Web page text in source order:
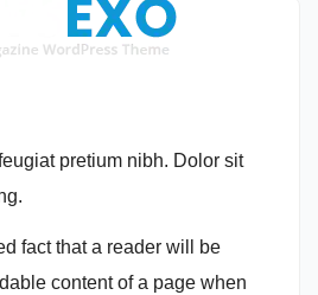
pretium nibh. Dolor sit
fact that a reader will be
content of a page when